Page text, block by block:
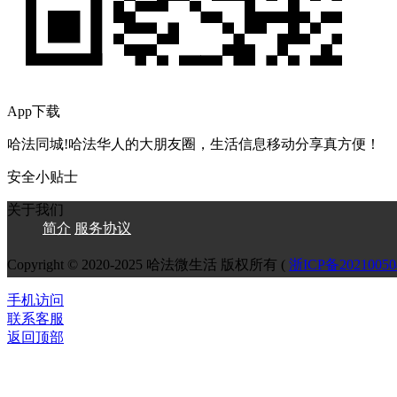
App下载
哈法同城!哈法华人的大朋友圈，生活信息移动分享真方便！
安全小贴士
关于我们
简介 服务协议
Copyright © 2020-2025 哈法微生活 版权所有 ( 浙ICP备
手机访问
联系客服
返回顶部